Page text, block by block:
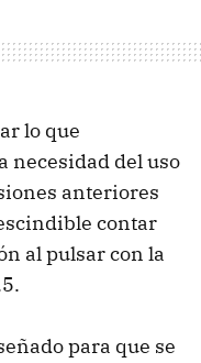
lo que
necesidad del uso
anteriores
contar
al pulsar con la
para que se